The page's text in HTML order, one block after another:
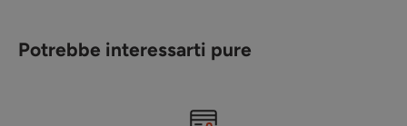
Potrebbe interessarti pure